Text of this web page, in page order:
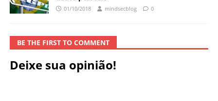
01/10/2018 mindsecblog 0
BE THE FIRST TO COMMENT
Deixe sua opinião!